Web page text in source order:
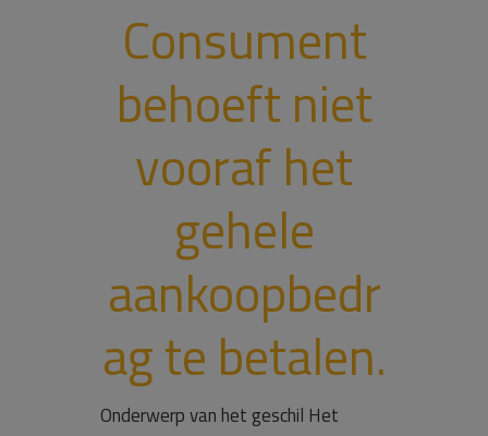
Consument
behoeft niet
vooraf het
gehele
aankoopbedr
ag te betalen.
Onderwerp van het geschil Het